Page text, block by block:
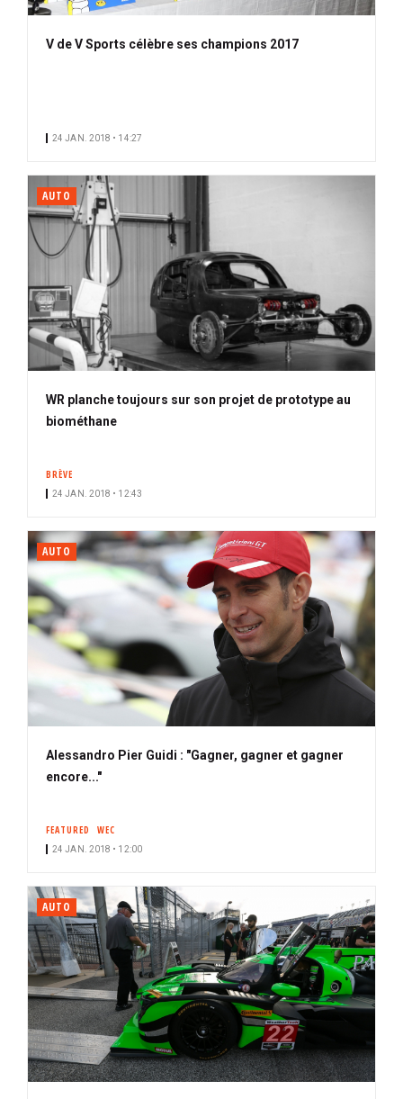
V de V Sports célèbre ses champions 2017
24 JAN. 2018 • 14:27
AUTO
WR planche toujours sur son projet de prototype au
biométhane
BRÈVE
24 JAN. 2018 • 12:43
AUTO
Alessandro Pier Guidi : "Gagner, gagner et gagner
encore..."
FEATURED WEC
24 JAN. 2018 • 12:00
AUTO